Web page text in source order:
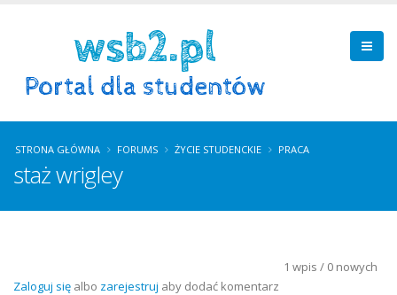
STRONA GŁÓWNA FORUMS ŻYCIE STUDENCKIE PRACA
staż wrigley
1 wpis / 0 nowych
Zaloguj się albo zarejestruj aby dodać komentarz